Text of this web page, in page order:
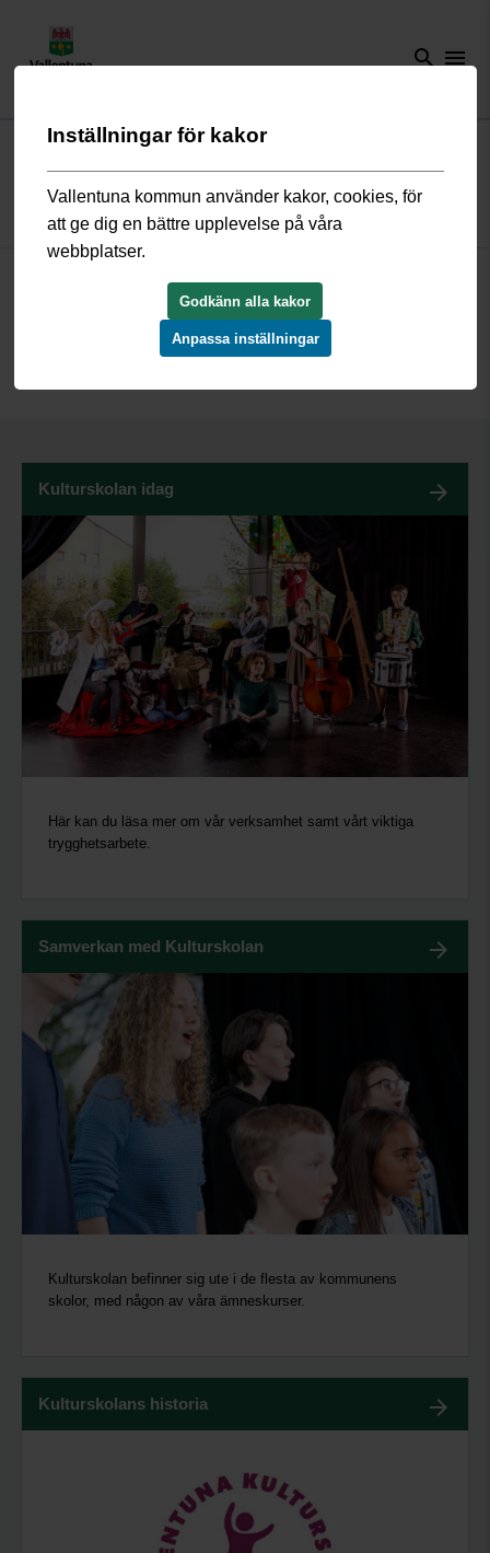
search menu
Start/Kultur och fritid/ Kulturskola/Om oss
Om oss
Här kan du läsa historien om Vallentuna Kulturskola.
Kulturskolan idag
Här kan du läsa mer om vår verksamhet samt vårt viktiga
trygghetsarbete.
Samverkan med Kulturskolan
Kulturskolan befinner sig ute i de flesta av kommunens
skolor, med någon av våra ämneskurser.
Kulturskolans historia
Inställningar för kakor
Vallentuna kommun använder kakor, cookies, för
att ge dig en bättre upplevelse på våra
webbplatser.
Godkänn alla kakor
Anpassa inställningar